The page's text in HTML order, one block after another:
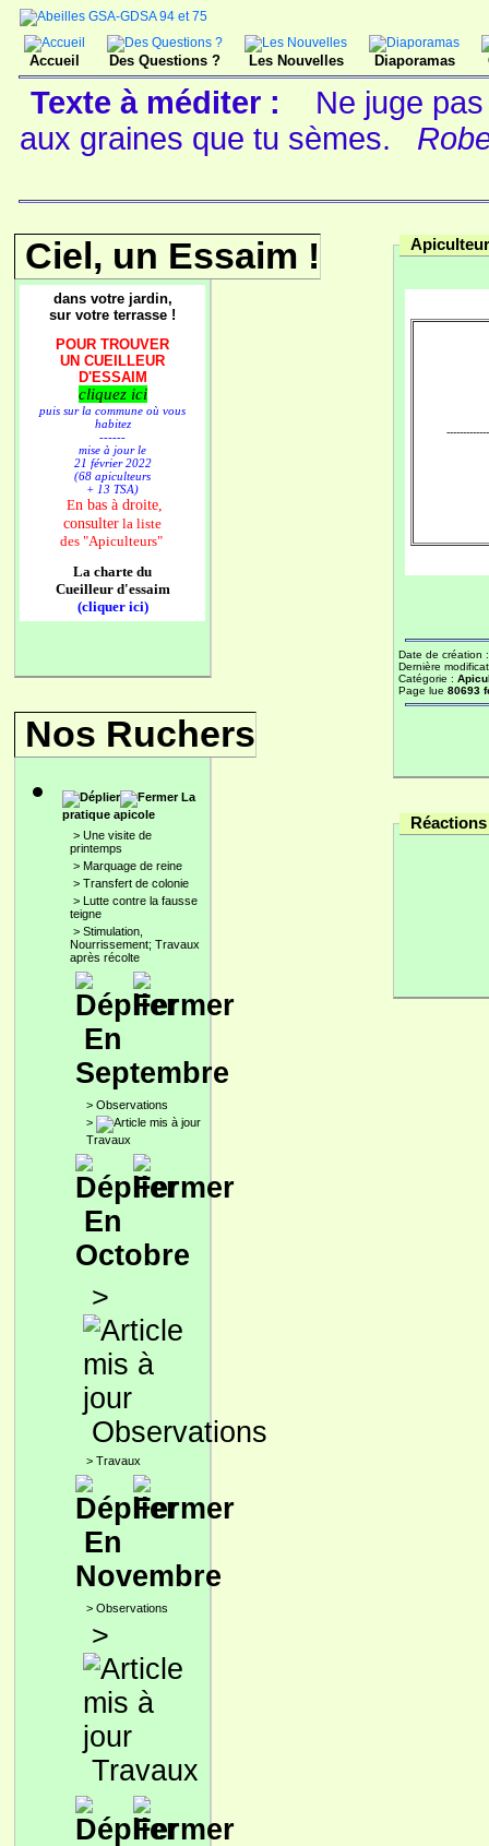
Accueil Des Questions ? Les Nouvelles Diaporamas
Texte à méditer :
Ne juge
aux graines que tu sèmes.
Ciel, un Essaim !
dans votre jardin,
sur votre terrasse !
POUR TROUVER
UN CUEILLEUR
D'ESSAIM
cliquez ici
puis sur la commune où vous
habitez
------
mise à jour le
21 février 2022
(68 apiculteurs
+ 13 TSA)
En bas à droite,
consulter la liste
des "Apiculteurs"
La charte du
Cueilleur d'essaim
(cliquer ici)
Nos Ruchers
La
pratique apicole
> Une visite de
printemps
> Marquage de reine
> Transfert de colonie
> Lutte contre la fausse
teigne
> Stimulation,
Nourrissement; Travaux
après récolte
En
Septembre
> Observations
>
Travaux
En
Octobre
>
Observations
> Travaux
En
Novembre
> Observations
>
Travaux
Date de création
Dernière
Catégorie :
Page lue 80693